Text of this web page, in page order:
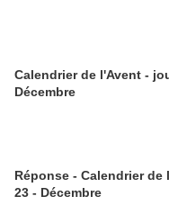
Calendrier de l'Avent -
Décembre
Réponse - Calendrier de
23 - Décembre